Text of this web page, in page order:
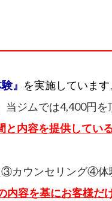
』 を実施しています
ジムでは4,400円を
と内容を提供してい
カウンセリング④体
内容を基にお客様だ